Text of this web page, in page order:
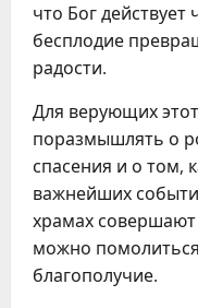
что Бог
бесплодие
радости.
Для верующих
поразмышлять о
спасения и о том,
важнейших
храмах
можно
благополучие.